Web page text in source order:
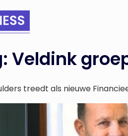
Veldink
treedt als nieuwe